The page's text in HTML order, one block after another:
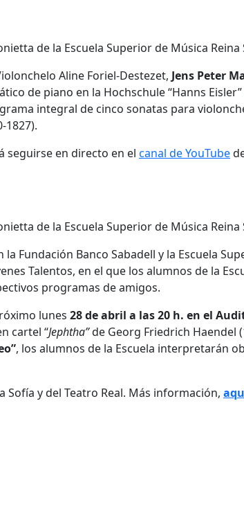
Aline Foriel-Destezet, Jens Peter
de piano en la Hochschule “Hanns
integral de cinco sonatas para
1827).
seguirse en directo en el canal de YouTube
Fundación Banco Sabadell y la Escuela
Talentos, en el que los alumnos de la
programas de amigos.
lunes 28 de abril a las 20 h. en el
cartel “Jephtha”de Georg Friedrich Haendel
, los alumnos de la Escuela interpretarán
Sofía y del Teatro Real. Más información,